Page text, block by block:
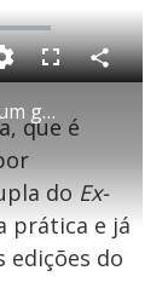
Philosopop
F
l
s
c
n
C
o
a
que é
doEx-
prática e já
edições do